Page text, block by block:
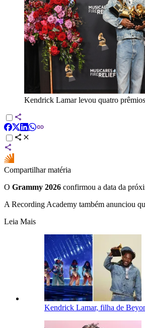
Kendrick Lamar levou quatro
Compartilhar matéria
O Grammy 2026 confirmou a data da
A Recording Academy também anunciou
Leia Mais
Kendrick Lamar, filha de